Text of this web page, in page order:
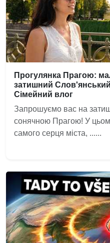
Прогулянка Прагою:
затишний
Сімейний влог
Запрошуємо вас на
сонячною Прагою! У
самого серця міста, ......